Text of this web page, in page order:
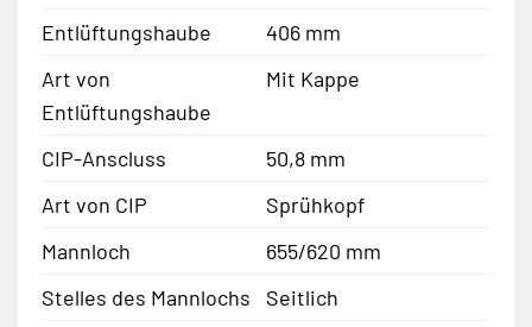
Entlüftungshaube
406 mm
Art von
Entlüftungshaube
Mit Kappe
CIP-Anscluss
50,8 mm
Art von CIP
Sprühkopf
Mannloch
655/620 mm
Stelles des Mannlochs
Seitlich